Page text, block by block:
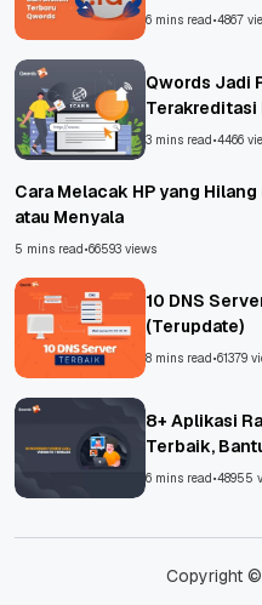
6 mins read•4867
Qwords Jadi
Terakreditasi
Untungnya?
3 mins read•4466
Cara Melacak HP yang
atau Menyala
5 mins read•66593 views
10 DNS
(Terupdate)
8 mins read•61379
8+ Aplikasi
Terbaik,
Asing!
6 mins read•48955
Copyright